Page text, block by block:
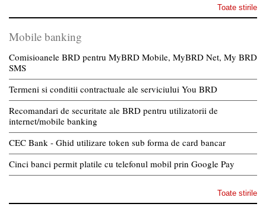
Toate stirile
Mobile banking
Comisioanele BRD pentru MyBRD Mobile, MyBRD Net, My BRD
SMS
Termeni si conditii contractuale ale serviciului You BRD
Recomandari de securitate ale BRD pentru utilizatorii de
internet/mobile banking
CEC Bank - Ghid utilizare token sub forma de card bancar
Cinci banci permit platile cu telefonul mobil prin Google Pay
Toate stirile